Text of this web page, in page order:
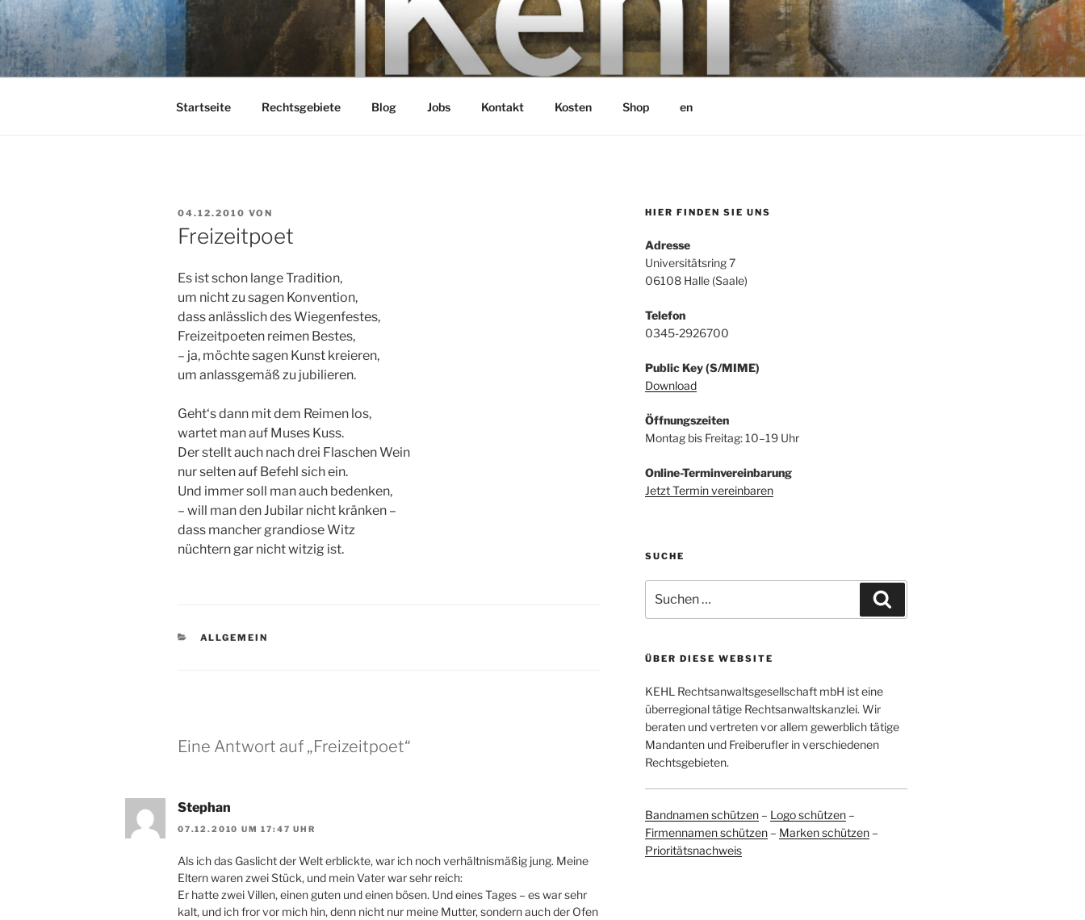
Zum
Inhalt
springen
KEHL
Rechtsanwaltsgesellschaft mbH
Startseite Rechtsgebiete Blog Jobs Kontakt Kosten Shop en
VERÖFFENTLICHT
AM
04.12.2010 VON
Freizeitpoet
Es ist schon lange Tradition,
um nicht zu sagen Konvention,
dass anlässlich des Wiegenfestes,
Freizeitpoeten reimen Bestes,
– ja, möchte sagen Kunst kreieren,
um anlassgemäß zu jubilieren.
Geht‘s dann mit dem Reimen los,
wartet man auf Muses Kuss.
Der stellt auch nach drei Flaschen Wein
nur selten auf Befehl sich ein.
Und immer soll man auch bedenken,
– will man den Jubilar nicht kränken –
dass mancher grandiose Witz
nüchtern gar nicht witzig ist.
KATEGORIEN
ALLGEMEIN
Eine Antwort auf „Freizeitpoet“
Stephan
07.12.2010 UM 17:47 UHR
Als ich das Gaslicht der Welt erblickte, war ich noch verhältnismäßig jung. Meine
Eltern waren zwei Stück, und mein Vater war sehr reich:
Er hatte zwei Villen, einen guten und einen bösen. Und eines Tages – es war sehr
kalt, und ich fror vor mich hin, denn nicht nur meine Mutter, sondern auch der Ofen
HIER FINDEN SIE UNS
Adresse
Universitätsring 7
06108 Halle (Saale)
Telefon
0345-2926700
Public Key (S/MIME)
Download
Öffnungszeiten
Montag bis Freitag: 10–19 Uhr
Online-Terminvereinbarung
Jetzt Termin vereinbaren
SUCHE
nach:
ÜBER DIESE WEBSITE
KEHL Rechtsanwaltsgesellschaft mbH ist eine
überregional tätige Rechtsanwaltskanzlei. Wir
beraten und vertreten vor allem gewerblich tätige
Mandanten und Freiberufler in verschiedenen
Rechtsgebieten.
Bandnamen schützen– Logo schützen–
Firmennamen schützen– Marken schützen–
Prioritätsnachweis